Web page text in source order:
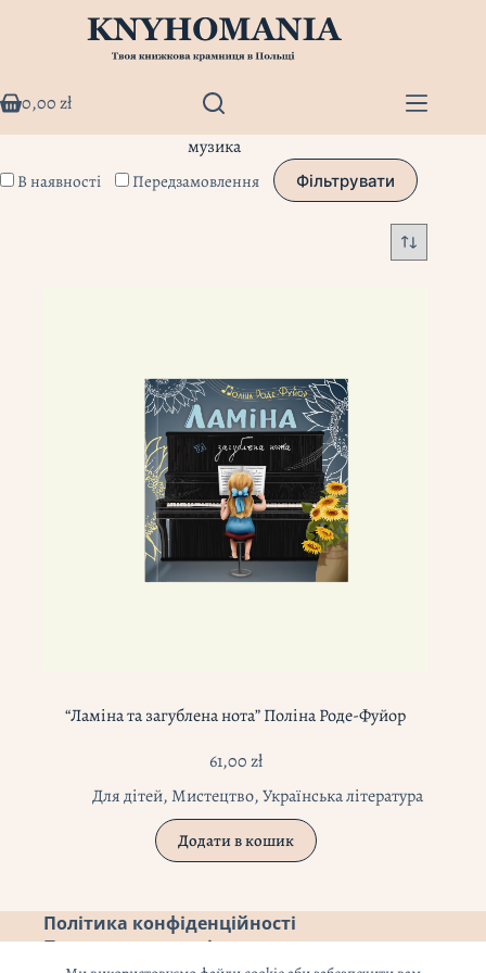
Кошик
0,00zł
музика
В наявності Передзамовлення Фільтрувати
“Ламіна та загублена нота” Поліна Роде-Фуйор
61,00zł
Для дітей,Мистецтво,Українська література
Додати в кошик
Політика конфіденційності
Повернення коштів